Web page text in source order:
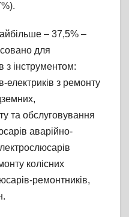
– 37,5% –
для
з інструментом:
електриків з ремонту
та обслуговування
аварійно-
колісних
ремонтників,